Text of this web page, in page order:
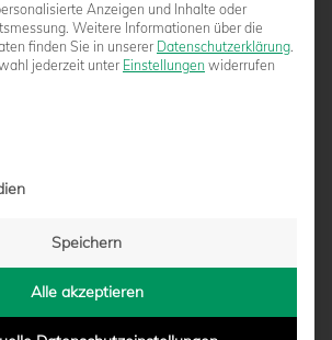
„GIGANTEN“ IM
|21.05.2015 - 13:36
Anzeigen und Inhalte oder
Weitere Informationen über die
finden Sie in unserer Datenschutzerklärung.
jederzeit unter Einstellungen widerrufen
der Service-Gruppen, für die eine
Speichern
Alle akzeptieren